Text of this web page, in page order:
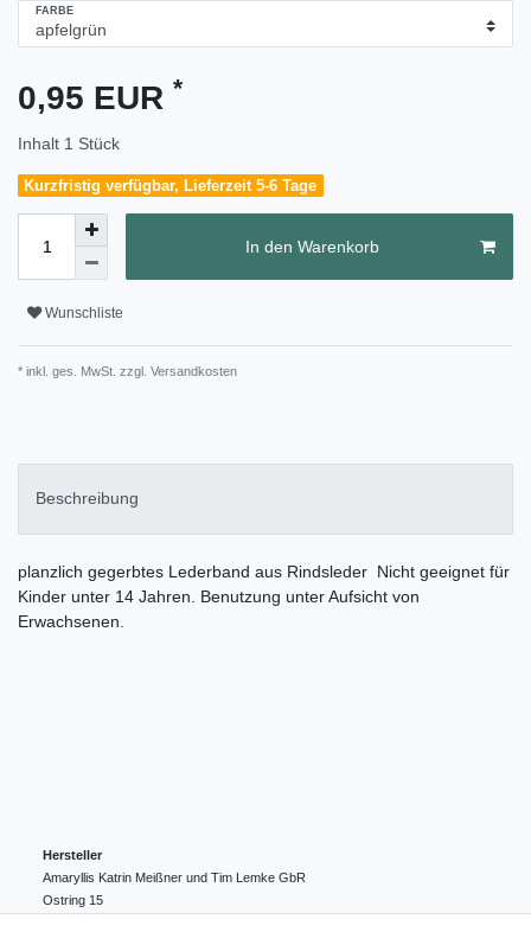
FARBE
0,95 EUR *
Inhalt 1 Stück
Kurzfristig verfügbar, Lieferzeit 5-6 Tage
In den Warenkorb
Wunschliste
* inkl. ges. MwSt. zzgl. Versandkosten
Beschreibung
planzlich gegerbtes Lederband aus Rindsleder Nicht geeignet für
Kinder unter 14 Jahren. Benutzung unter Aufsicht von
Erwachsenen.
Hersteller
Amaryllis Katrin Meißner und Tim Lemke GbR
Ostring 15